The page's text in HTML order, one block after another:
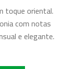
toque oriental.
com notas
e elegante.